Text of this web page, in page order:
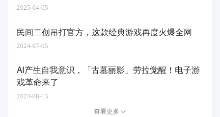
2025-04-05
民间二创吊打官方，这款经典游戏再度火爆全网
2024-07-05
AI产生自我意识，「古墓丽影」劳拉觉醒！电子游
戏革命来了
2023-08-13
查看更多